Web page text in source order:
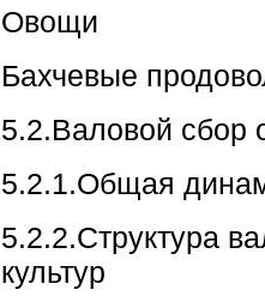
Овощи
Бахчевые
5.2.Валовой сбор
5.2.1.Общая
5.2.2.Структура
культур